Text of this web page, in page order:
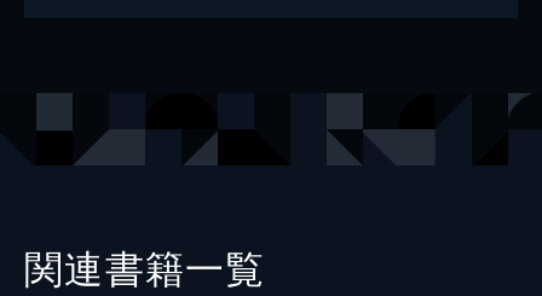
関連書籍一覧